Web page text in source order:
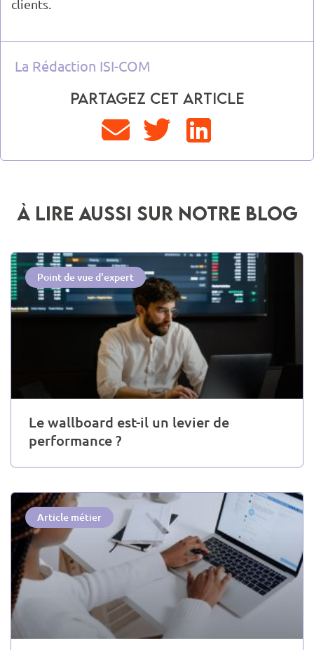
clients.
La Rédaction ISI-COM
Partagez cet article
à lire aussi sur notre blog
Point de vue d'expert
Le wallboard est-il un levier de
performance ?
Article métier